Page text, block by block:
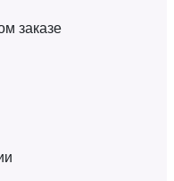
заказе